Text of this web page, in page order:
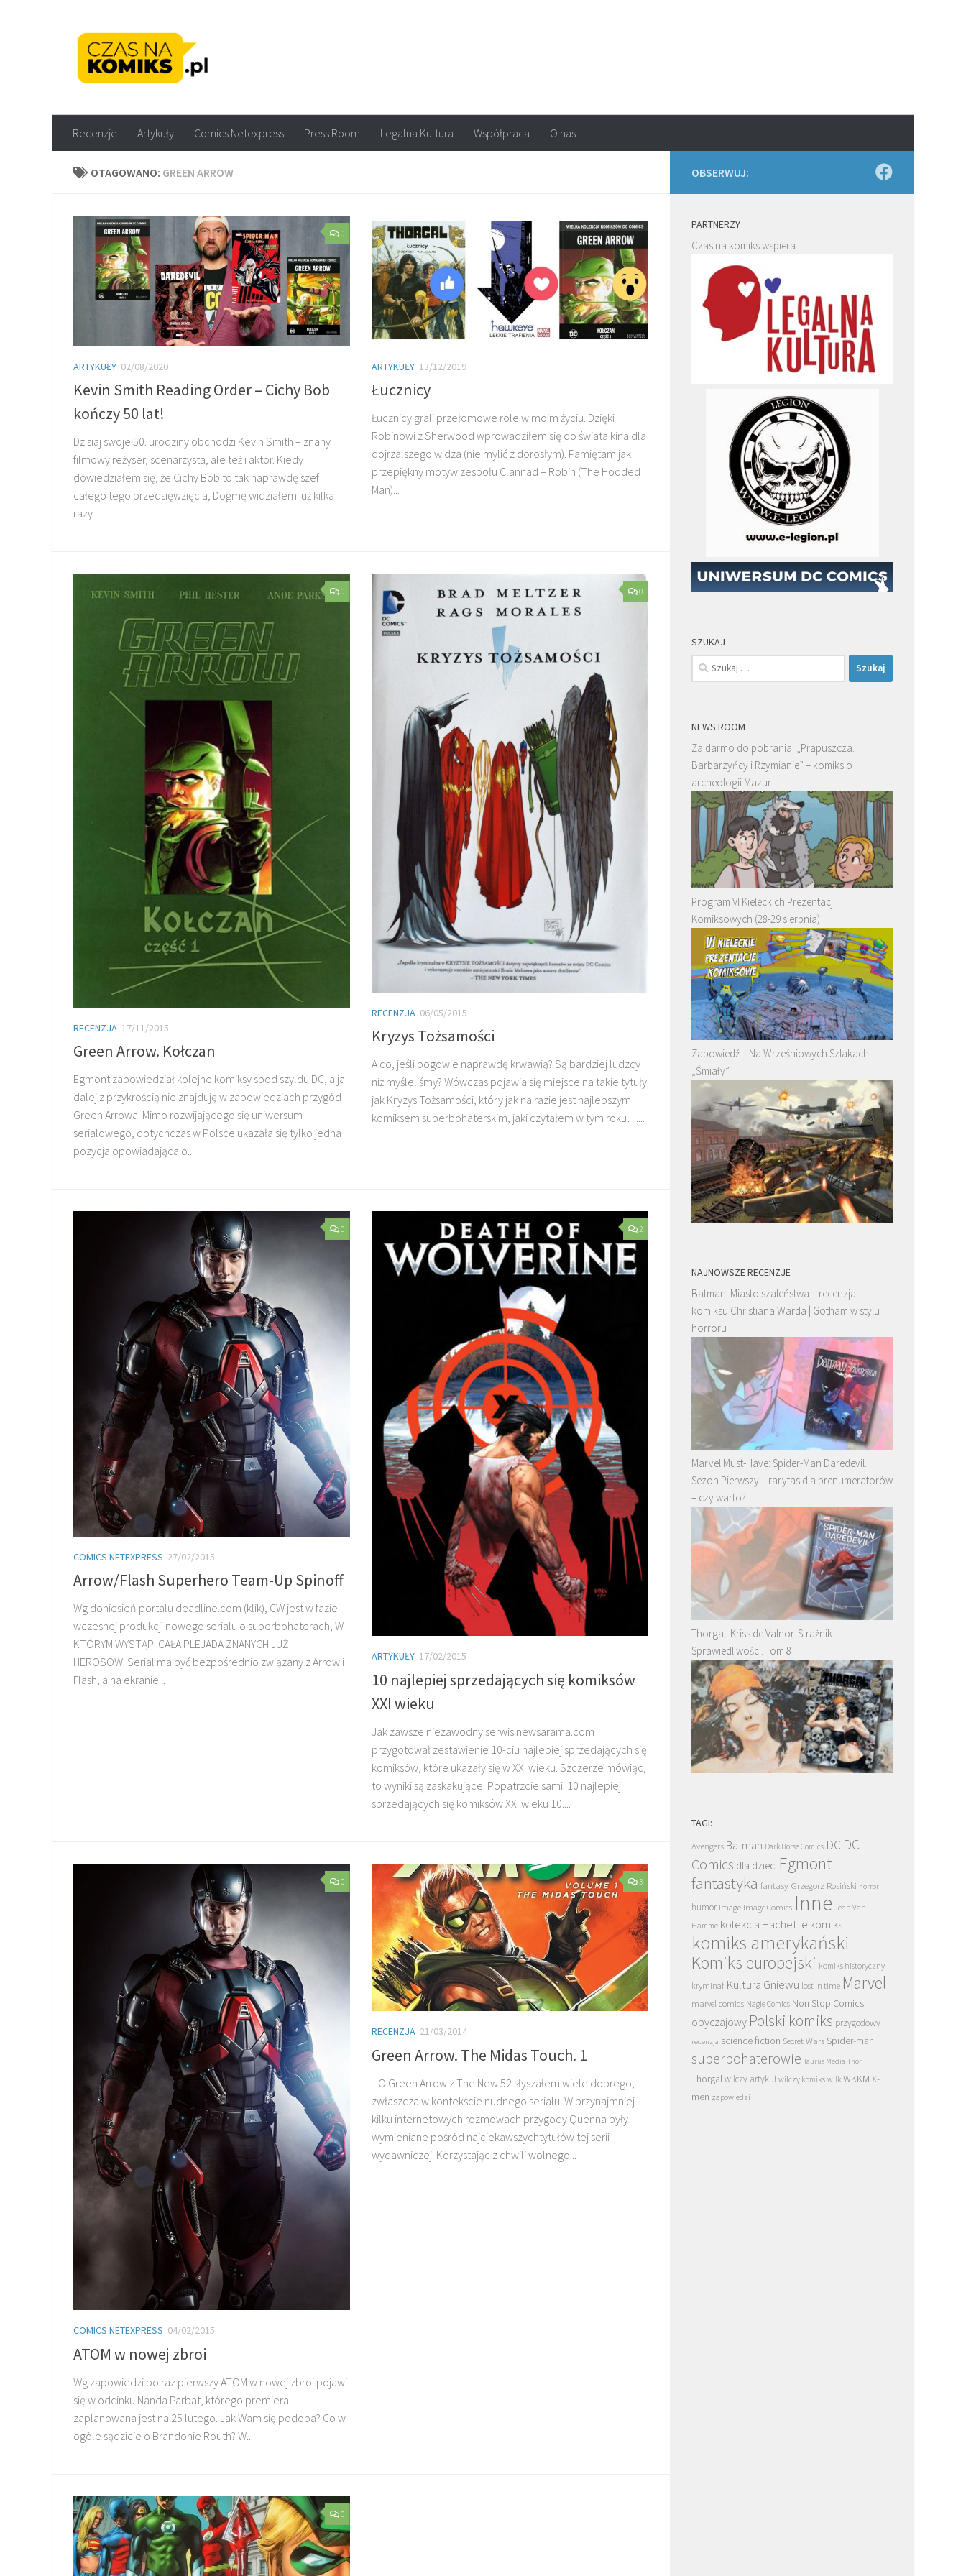
Recenzje Artykuły Comics Netexpress Press Room Legalna Kultura Współpraca O nas
OTAGOWANO: GREEN ARROW
0
ARTYKUŁY 02/08/2020
Kevin Smith Reading Order – Cichy Bob
kończy 50 lat!
Dzisiaj swoje 50. urodziny obchodzi Kevin Smith – znany
filmowy reżyser, scenarzysta, ale też i aktor. Kiedy
dowiedziałem się, że Cichy Bob to tak naprawdę szef
całego tego przedsięwzięcia, Dogmę widziałem już kilka
razy....
ARTYKUŁY 13/12/2019
Łucznicy
Łucznicy grali przełomowe role w moim życiu. Dzięki
Robinowi z Sherwood wprowadziłem się do świata kina dla
dojrzalszego widza (nie mylić z dorosłym). Pamiętam jak
przepiękny motyw zespołu Clannad – Robin (The Hooded
Man)...
0
RECENZJA 17/11/2015
Green Arrow. Kołczan
Egmont zapowiedział kolejne komiksy spod szyldu DC, a ja
dalej z przykrością nie znajduję w zapowiedziach przygód
Green Arrowa. Mimo rozwijającego się uniwersum
serialowego, dotychczas w Polsce ukazała się tylko jedna
pozycja opowiadająca o...
0
RECENZJA 06/05/2015
Kryzys Tożsamości
A co, jeśli bogowie naprawdę krwawią? Są bardziej ludzcy
niż myśleliśmy? Wówczas pojawia się miejsce na takie tytuły
jak Kryzys Tożsamości, który jak na razie jest najlepszym
komiksem superbohaterskim, jaki czytałem w tym roku…...
0
COMICS NETEXPRESS 27/02/2015
Arrow/Flash Superhero Team-Up Spinoff
Wg doniesień portalu deadline.com (klik), CW jest w fazie
wczesnej produkcji nowego serialu o superbohaterach, W
KTÓRYM WYSTĄPI CAŁA PLEJADA ZNANYCH JUŻ
HEROSÓW. Serial ma być bezpośrednio związany z Arrow i
Flash, a na ekranie...
2
ARTYKUŁY 17/02/2015
10 najlepiej sprzedających się komiksów
XXI wieku
Jak zawsze niezawodny serwis newsarama.com
przygotował zestawienie 10-ciu najlepiej sprzedających się
komiksów, które ukazały się w XXI wieku. Szczerze mówiąc,
to wyniki są zaskakujące. Popatrzcie sami. 10 najlepiej
sprzedających się komiksów XXI wieku 10....
0
COMICS NETEXPRESS 04/02/2015
ATOM w nowej zbroi
Wg zapowiedzi po raz pierwszy ATOM w nowej zbroi pojawi
się w odcinku Nanda Parbat, którego premiera
zaplanowana jest na 25 lutego. Jak Wam się podoba? Co w
ogóle sądzicie o Brandonie Routh? W...
3
RECENZJA 21/03/2014
Green Arrow. The Midas Touch. 1
O Green Arrow z The New 52 słyszałem wiele dobrego,
zwłaszcza w kontekście nudnego serialu. W przynajmniej
kilku internetowych rozmowach przygody Quenna były
wymieniane pośród najciekawszychtytułów tej serii
wydawniczej. Korzystając z chwili wolnego...
0
OBSERWUJ:
PARTNERZY
Czas na komiks wspiera:
SZUKAJ
Szukaj:
NEWS ROOM
Za darmo do pobrania: „Prapuszcza.
Barbarzyńcy i Rzymianie” – komiks o
archeologii Mazur
Program VI Kieleckich Prezentacji
Komiksowych (28-29 sierpnia)
Zapowiedź – Na Wrześniowych Szlakach
„Śmiały”
NAJNOWSZE RECENZJE
Batman. Miasto szaleństwa – recenzja
komiksu Christiana Warda | Gotham w stylu
horroru
Marvel Must-Have: Spider-Man Daredevil.
Sezon Pierwszy – rarytas dla prenumeratorów
– czy warto?
Thorgal. Kriss de Valnor. Strażnik
Sprawiedliwości. Tom 8
TAGI:
Avengers Batman Dark Horse Comics DC DC
Comics dla dzieci Egmont
fantastyka fantasy Grzegorz Rosiński horror
humor Image Image Comics Inne Jean Van
Hamme kolekcja Hachette komiks
komiks amerykański
Komiks europejski komiks historyczny
kryminał Kultura Gniewu lost in time Marvel
marvel comics Nagle Comics Non Stop Comics
obyczajowy Polski komiks przygodowy
recenzja science fiction Secret Wars Spider-man
superbohaterowie Taurus Media Thor
Thorgalwilczy artykuł wilczy komiks wilk WKKM X-
men zapowiedzi